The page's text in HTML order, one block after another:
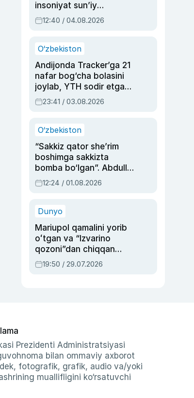
insoniyat sun’iy
intellektni boshqara
olmay qolishidan xavotir
12:40 / 04.08.2026
O‘zbekiston
Andijonda Tracker’ga 21
nafar bog‘cha bolasini
joylab, YTH sodir etgan
ayolga sud hukmi o‘qildi
23:41 / 03.08.2026
O‘zbekiston
“Sakkiz qator she’rim
boshimga sakkizta
bomba bo‘lgan”. Abdulla
Oripovni siyosiy
ayblovlardan asrab
12:24 / 01.08.2026
Dunyo
Mariupol qamalini yorib
oʻtgan va “Izvarino
qozoni”dan chiqqan
qahramon — Ukraina
armiyasi bosh
19:50 / 29.07.2026
Prezidenti Administratsiyasi
bilan ommaviy axborot
fotografik, grafik, audio va/yoki
muallifligini ko‘rsatuvchi